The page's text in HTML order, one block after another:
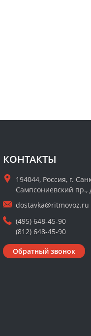
КОНТАКТЫ
194044, Россия, г.
Сампсониевский пр.,
dostavka@ritmovoz.ru
(495) 648-45-90
(812) 648-45-90
Обратный звонок